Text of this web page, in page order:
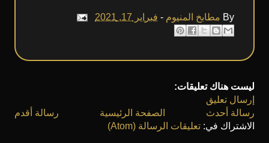
By مطابخ المنيوم - فبراير 17, 2021
ليست هناك تعليقات:
إرسال تعليق
رسالة أحدث
رسالة أقدم
الصفحة الرئيسية
الاشتراك في: تعليقات الرسالة (Atom)